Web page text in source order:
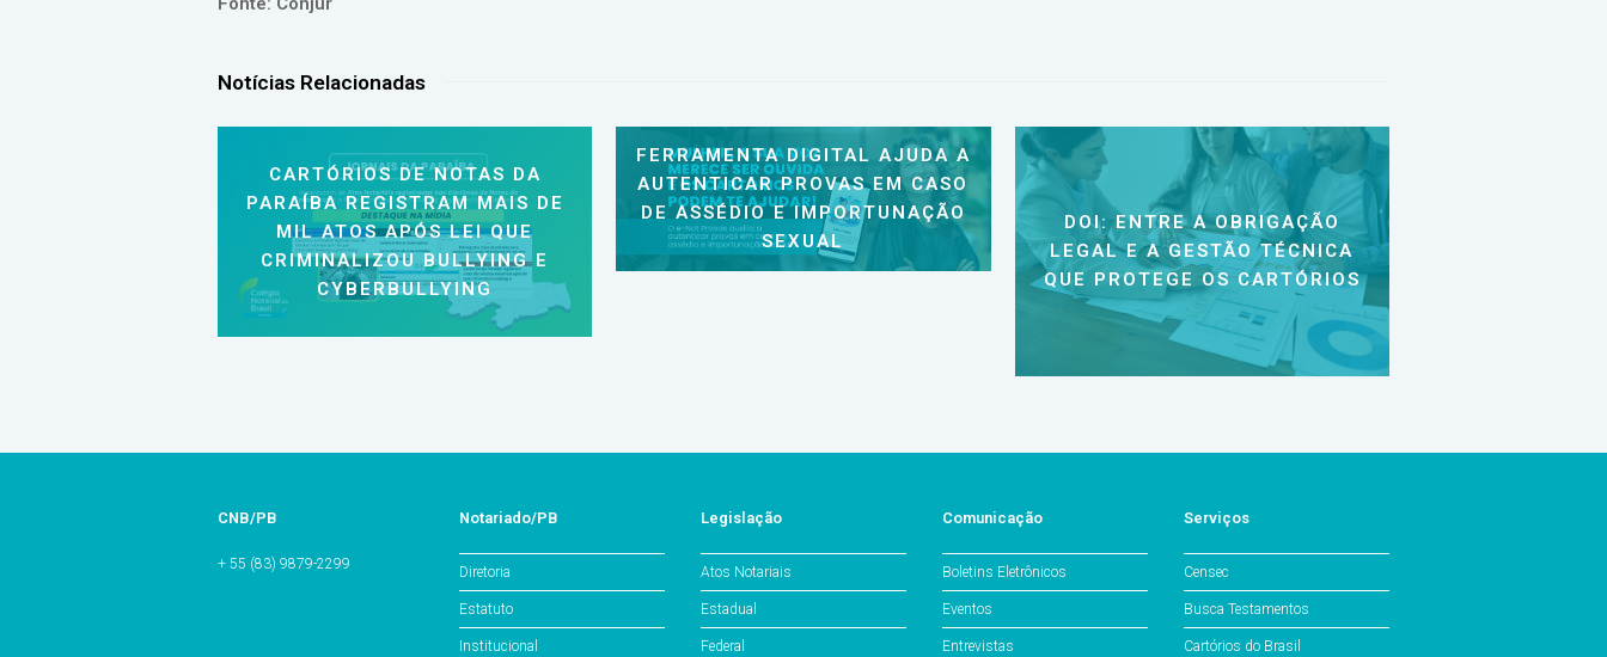
Notícias Relacionadas
CARTÓRIOS DE NOTAS DA
PARAÍBA REGISTRAM MAIS DE
MIL ATOS APÓS LEI QUE
CRIMINALIZOU BULLYING E
CYBERBULLYING
FERRAMENTA DIGITAL AJUDA A
AUTENTICAR PROVAS EM CASO
DE ASSÉDIO E IMPORTUNAÇÃO
SEXUAL
DOI: ENTRE A OBRIGAÇÃO
LEGAL E A GESTÃO TÉCNICA
QUE PROTEGE OS CARTÓRIOS
CNB/PB
+ 55 (83) 9879-2299
Notariado/PB
Diretoria
Estatuto
Institucional
Legislação
Atos Notariais
Estadual
Federal
Comunicação
Boletins Eletrônicos
Eventos
Entrevistas
Serviços
Censec
Busca Testamentos
Cartórios do Brasil